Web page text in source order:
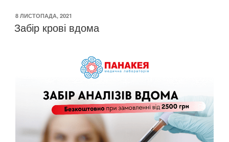
ОПУБЛІКОВАНО
8 ЛИСТОПАДА, 2021
Забір крові вдома